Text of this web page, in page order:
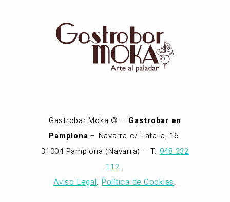
Gastrobar Moka © – Gastrobar en
Pamplona – Navarra c/ Tafalla, 16.
31004 Pamplona (Navarra) – T. 948 232
112 .
Aviso Legal. Política de Cookies.